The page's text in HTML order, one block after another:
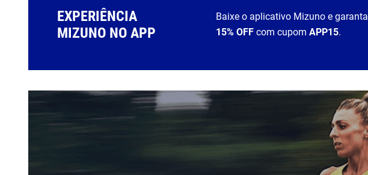
EXPERIÊNCIA
MIZUNO NO APP
Baixe o aplicativo Mizuno e garanta
15% OFF com cupomAPP15.